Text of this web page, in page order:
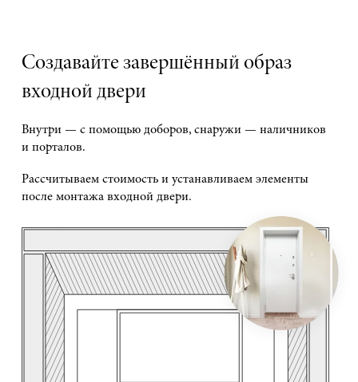
Создавайте завершённый образ
входной двери
Внутри — с помощью доборов, снаружи — наличников
и порталов.
Рассчитываем стоимость и устанавливаем элементы
после монтажа входной двери.